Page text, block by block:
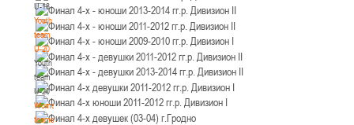
U-18
Youth
team
U-20
Youth
team
U-20
Women's
teams
Уральская 3А
12-14.03.3036
Пинск
U-12, юноши
II тур – юноши 2014-2015 гг.р., Дивизион 1, 12-14 марта 2026 г., г. Пинск, ул.
ул. Пушкина, д. 27
05-07.03.2026